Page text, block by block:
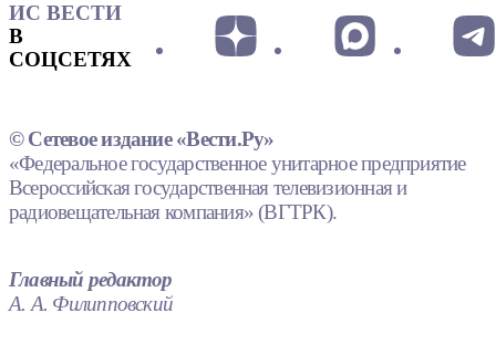
ИС ВЕСТИ
В
СОЦСЕТЯХ
© Сетевое издание «Вести.Ру»
«Федеральное государственное унитарное предприятие
Всероссийская государственная телевизионная и
радиовещательная компания» (ВГТРК).
Главный редактор
А. А. Филипповский